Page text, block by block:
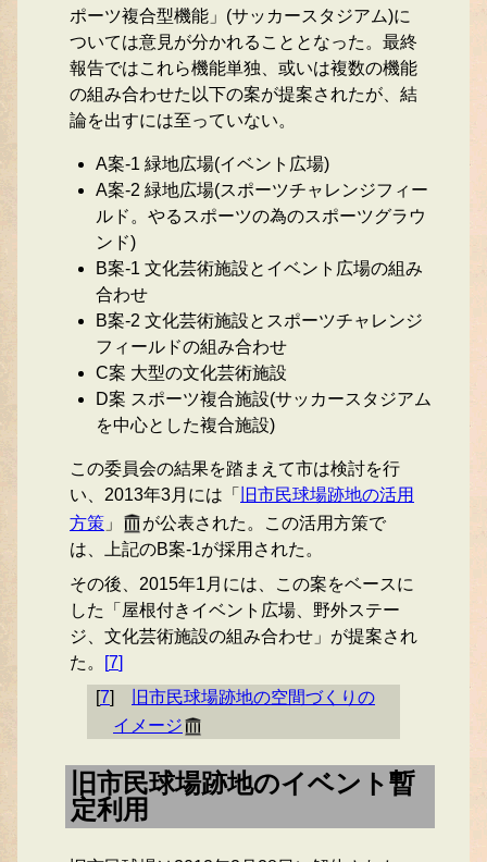
ポーツ複合型機能」(サッカースタジアム)に
ついては意見が分かれることとなった。最終
報告ではこれら機能単独、或いは複数の機能
の組み合わせた以下の案が提案されたが、結
論を出すには至っていない。
A案-1 緑地広場(イベント広場)
A案-2 緑地広場(スポーツチャレンジフィー
ルド。やるスポーツの為のスポーツグラウ
ンド)
B案-1 文化芸術施設とイベント広場の組み
合わせ
B案-2 文化芸術施設とスポーツチャレンジ
フィールドの組み合わせ
C案 大型の文化芸術施設
D案 スポーツ複合施設(サッカースタジアム
を中心とした複合施設)
この委員会の結果を踏まえて市は検討を行
い、2013年3月には「
旧市民球場跡地の活用
方策 」
が公表された。この活用方策で
は、上記のB案-1が採用された。
その後、2015年1月には、この案をベースに
した「屋根付きイベント広場、野外ステー
ジ、文化芸術施設の組み合わせ」が提案され
た。
[7]
[7]
旧市民球場跡地の空間づくりの
イメージ
旧市民球場跡地のイベント暫
定利用